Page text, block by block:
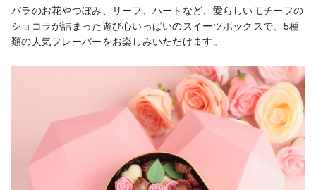
バラのお花やつぼみ、リーフ、ハートなど、愛らしいモチーフの
ショコラが詰まった遊び心いっぱいのスイーツボックスで、5種
類の人気フレーバーをお楽しみいただけます。